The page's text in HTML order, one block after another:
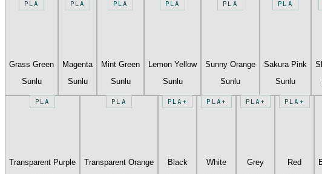
PLA
Grass Green
Sunlu
PLA
Magenta
Sunlu
PLA
Mint Green
Sunlu
PLA
Lemon Yellow
Sunlu
PLA
Sunny Orange
Sunlu
PLA
Sakura Pink
Sunlu
PLA
Transparent Purple
PLA
Transparent Orange
PLA+
Black
PLA+
White
PLA+
Grey
PLA+
Red